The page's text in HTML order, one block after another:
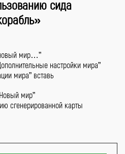
сида
мир…”
настройки мира”
мира” вставь
мир”
сгенерированной карты